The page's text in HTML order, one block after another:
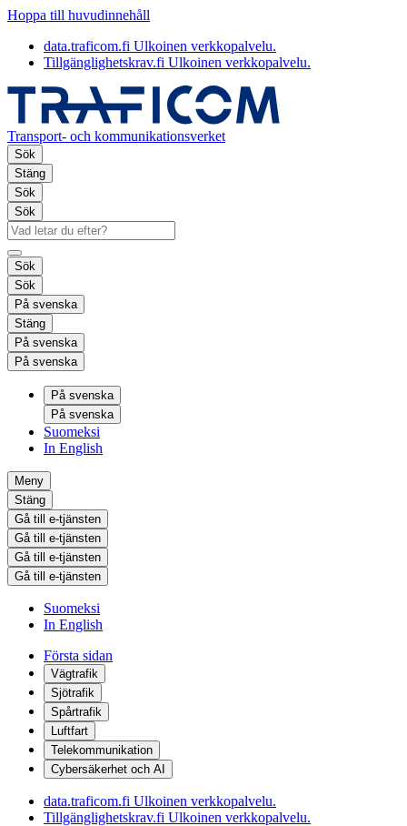
Hoppa till huvudinnehåll
data.traficom.fi Ulkoinen verkkopalvelu.
Tillgänglighetskrav.fi Ulkoinen verkkopalvelu.
Transport- och kommunikationsverket
Sök
Stäng
Sök
Sök
Sök
Sök
På svenska
Stäng
På svenska
På svenska
På svenska
På svenska
Suomeksi
In English
Meny
Stäng
Gå till e-tjänsten
Gå till e-tjänsten
Gå till e-tjänsten
Gå till e-tjänsten
Suomeksi
In English
Första sidan
Vägtrafik
Sjötrafik
Spårtrafik
Luftfart
Telekommunikation
Cybersäkerhet och AI
data.traficom.fi Ulkoinen verkkopalvelu.
Tillgänglighetskrav.fi Ulkoinen verkkopalvelu.